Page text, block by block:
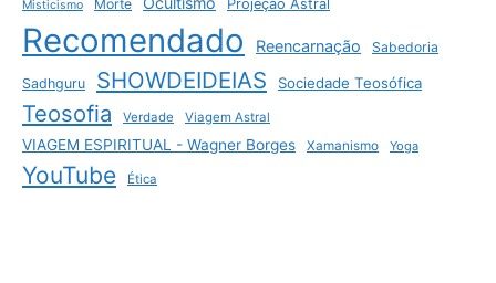
Misticismo Morte Projeção Astral
Recomendado Reencarnação Sabedoria
Sadhguru SHOWDEIDEIAS Sociedade Teosófica
Teosofia Verdade Viagem Astral
VIAGEM ESPIRITUAL - Wagner Borges Xamanismo Yoga
YouTube Ética